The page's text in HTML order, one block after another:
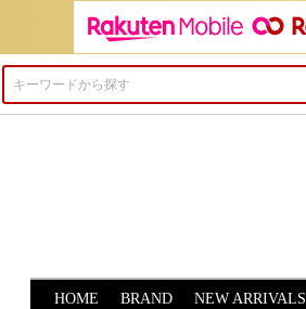
HOME BRAND NEW ARRIVALS